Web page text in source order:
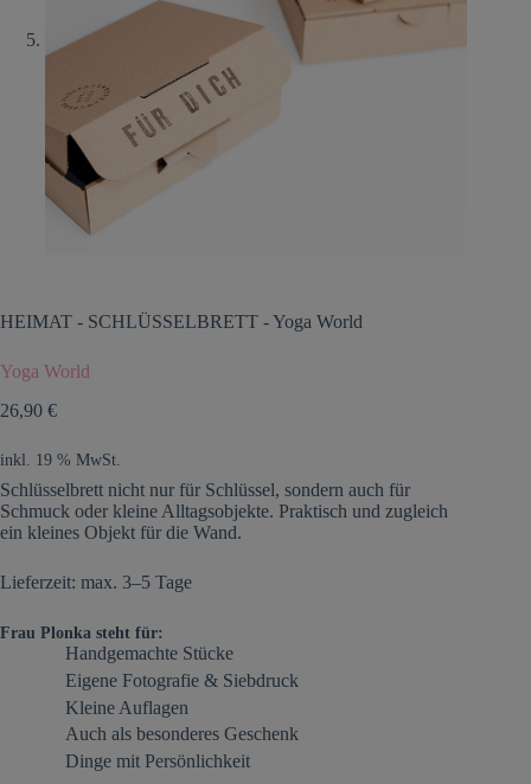
HEIMAT - SCHLÜSSELBRETT -Yoga World
Yoga World
26,90 €
inkl. 19 % MwSt.
Schlüsselbrett nicht nur für Schlüssel, sondern auch für
Schmuck oder kleine Alltagsobjekte. Praktisch und zugleich
ein kleines Objekt für die Wand.
Lieferzeit: max. 3–5 Tage
Frau Plonka steht für:
Handgemachte Stücke
Eigene Fotografie & Siebdruck
Kleine Auflagen
Auch als besonderes Geschenk
Dinge mit Persönlichkeit